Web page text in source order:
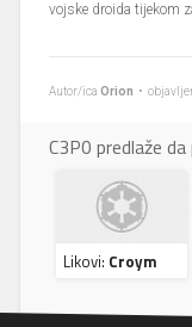
vojske droida tijekom
Autor/icaOrion •
C3P0 predlaže
Likovi: Croym